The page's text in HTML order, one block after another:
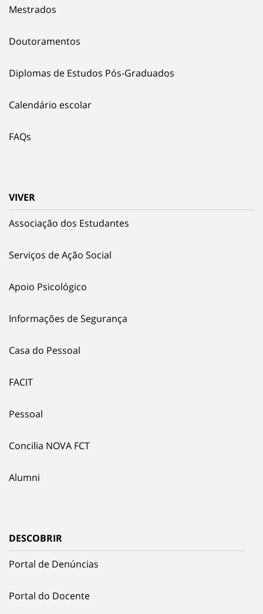
Mestrados
Doutoramentos
Diplomas de Estudos Pós-Graduados
Calendário escolar
FAQs
VIVER
Associação dos Estudantes
Serviços de Ação Social
Apoio Psicológico
Informações de Segurança
Casa do Pessoal
FACIT
Pessoal
Concilia NOVA FCT
Alumni
DESCOBRIR
Portal de Denúncias
Portal do Docente